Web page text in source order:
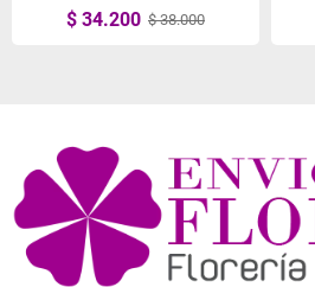
$ 34.200 $ 38.000